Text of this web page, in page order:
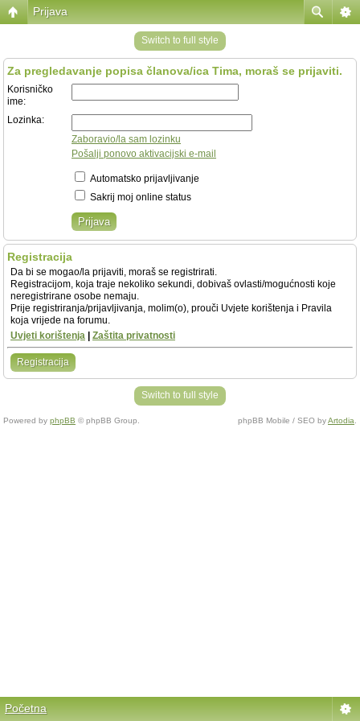
Prijava
Switch to full style
Za pregledavanje popisa članova/ica Tima, moraš se prijaviti.
Korisničko
ime:
Lozinka:
Zaboravio/la sam lozinku
Pošalji ponovo aktivacijski e-mail
Automatsko prijavljivanje
Sakrij moj online status
Registracija
Da bi se mogao/la prijaviti, moraš se registrirati.
Registracijom, koja traje nekoliko sekundi, dobivaš ovlasti/mogućnosti koje
neregistrirane osobe nemaju.
Prije registriranja/prijavljivanja, molim(o), prouči Uvjete korištenja i Pravila
koja vrijede na forumu.
Uvjeti korištenja
Zaštita privatnosti
Registracija
Switch to full style
Powered by phpBB © phpBB Group. phpBB Mobile / SEO byArtodia
Početna